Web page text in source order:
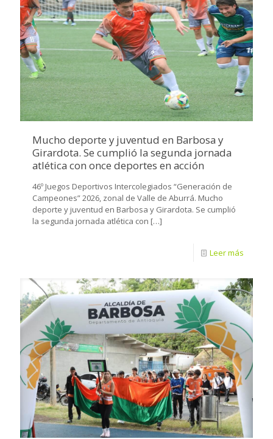
Mucho deporte y juventud en Barbosa y
Girardota. Se cumplió la segunda jornada
atlética con once deportes en acción
46º Juegos Deportivos Intercolegiados “Generación de
Campeones” 2026, zonal de Valle de Aburrá. Mucho
deporte y juventud en Barbosa y Girardota. Se cumplió
la segunda jornada atlética con […]
Leer más